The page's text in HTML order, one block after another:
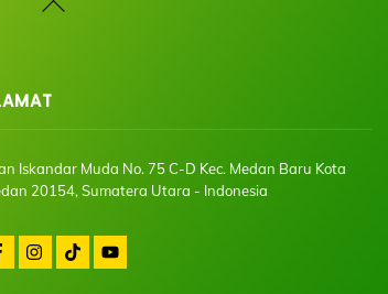
Iskandar Muda No. 75 C-D Kec. Medan Baru Kota
20154, Sumatera Utara - Indonesia